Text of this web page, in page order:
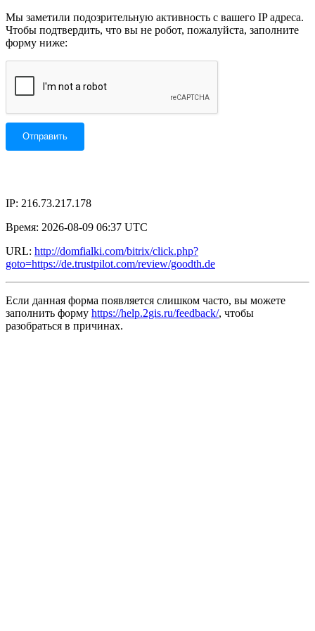
Мы заметили подозрительную активность с вашего IP адреса.
Чтобы подтвердить, что вы не робот, пожалуйста, заполните
форму ниже:
IP: 216.73.217.178
Время: 2026-08-09 06:37 UTC
URL: http://domfialki.com/bitrix/click.php?
goto=https://de.trustpilot.com/review/goodth.de
Если данная форма появляется слишком часто, вы можете
заполнить форму https://help.2gis.ru/feedback/, чтобы
разобраться в причинах.